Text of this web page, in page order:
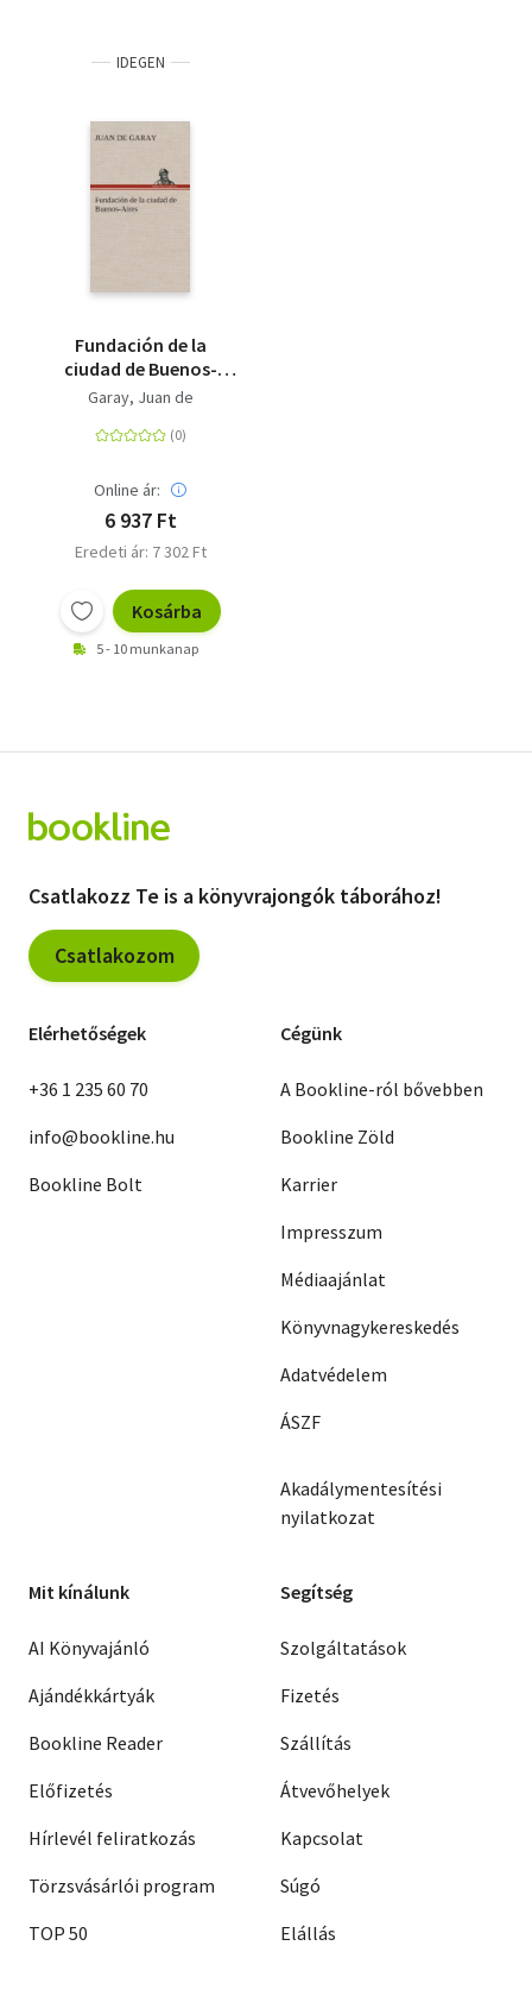
IDEGEN
Fundación de la
ciudad de Buenos-
Aires
Garay, Juan de
Online ár:
6 937 Ft
Eredeti ár: 7 302 Ft
Kosárba
5 - 10 munkanap
Csatlakozz Te is a könyvrajongók táborához!
Csatlakozom
Elérhetőségek
+36 1 235 60 70
info@bookline.hu
Bookline Bolt
Cégünk
A Bookline-ról bővebben
Bookline Zöld
Karrier
Impresszum
Médiaajánlat
Könyvnagykereskedés
Adatvédelem
ÁSZF
Akadálymentesítési
nyilatkozat
Mit kínálunk
AI Könyvajánló
Ajándékkártyák
Bookline Reader
Előfizetés
Hírlevél feliratkozás
Törzsvásárlói program
TOP 50
Segítség
Szolgáltatások
Fizetés
Szállítás
Átvevőhelyek
Kapcsolat
Súgó
Elállás